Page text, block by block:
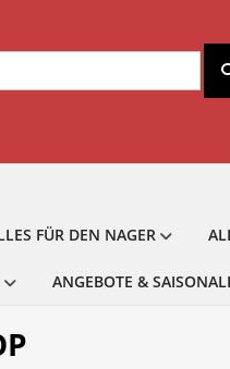
FÜR DEN NAGER
ANGEBOTE &